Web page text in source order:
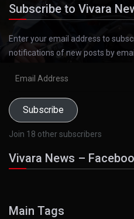
Subscribe to Vivara
Enter your email address to
notifications of new posts by email.
Subscribe
Join 18 other subscribers
Vivara News –
Main Tags